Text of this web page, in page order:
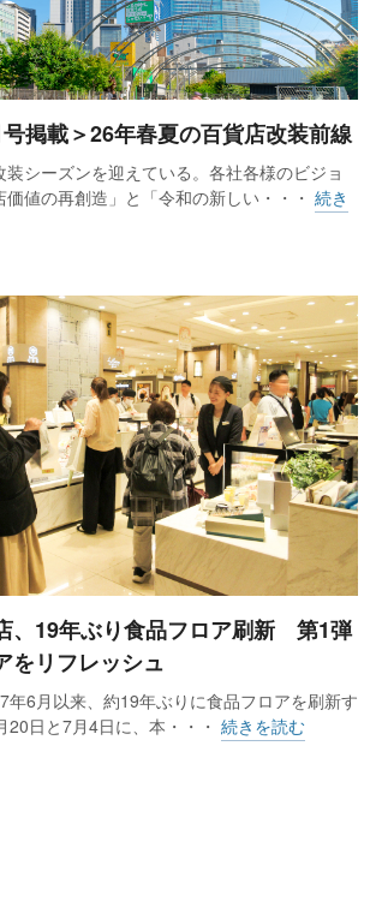
掲載＞26年春夏の百貨店改装前線
シーズンを迎えている。各社各様のビジョ
値の再創造」と「令和の新しい・・・ 続き
、19年ぶり食品フロア刷新 第1弾
をリフレッシュ
年6月以来、約19年ぶりに食品フロアを刷新す
20日と7月4日に、本・・・ 続きを読む